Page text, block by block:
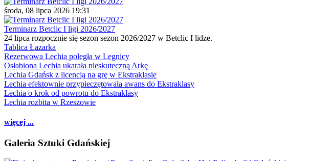
środa, 08 lipca 2026 19:31
Terminarz Betclic I ligi 2026/2027
24 lipca rozpocznie się sezon sezon 2026/2027 w Betclic I lidze.
Tablica Łazarka
Rezerwowa Lechia poległa w Legnicy
Osłabiona Lechia ukarała nieskuteczną Arkę
Lechia Gdańsk z licencją na grę w Ekstraklasie
Lechia efektownie przypieczętowała awans do Ekstraklasy
Lechia o krok od powrotu do Ekstraklasy
Lechia rozbita w Rzeszowie
więcej ...
Galeria Sztuki Gdańskiej